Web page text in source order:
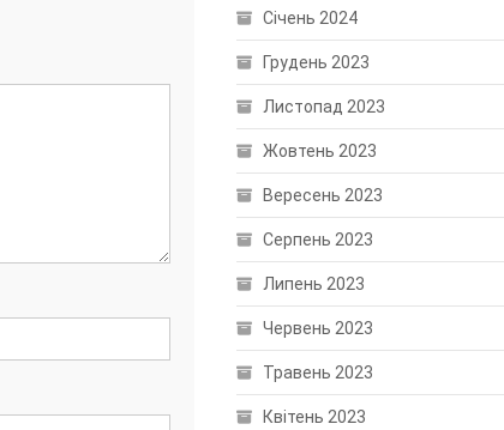
Січень 2024
Грудень 2023
Листопад 2023
Жовтень 2023
Вересень 2023
Серпень 2023
Липень 2023
Червень 2023
Травень 2023
Квітень 2023